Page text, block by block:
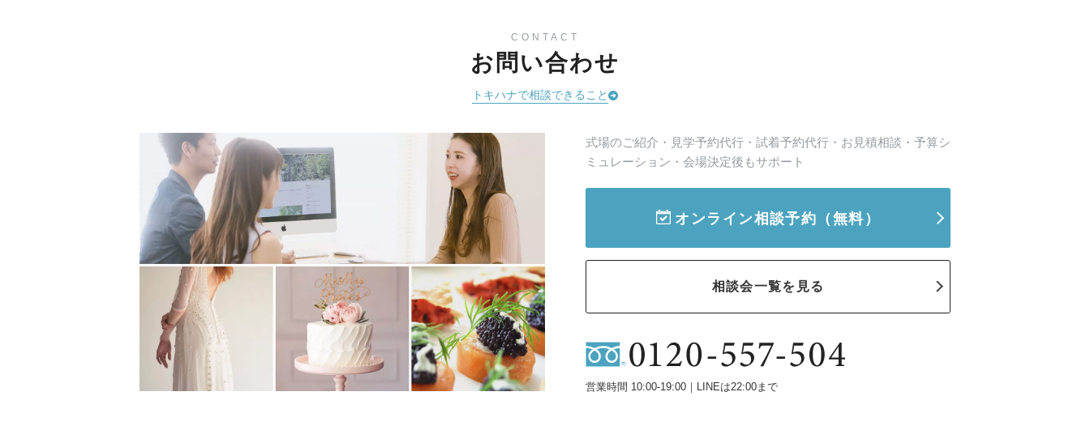
CONTACT
お問い合わせ
トキハナで相談できること
式場のご紹介・見学予約代行・試着予約代行・お見積相談・予算シ
ミュレーション・会場決定後もサポート
オンライン相談予約 （無料）
相談会一覧を見る
営業時間 10:00-19:00｜LINEは22:00まで